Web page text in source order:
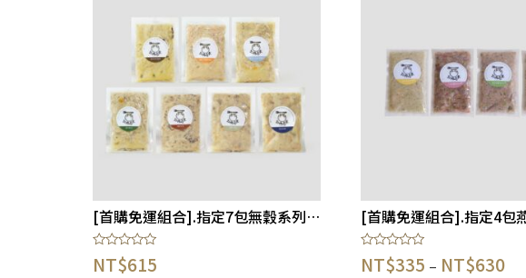
[首購免運組合].指定7包無穀系列組合 – 貓狗適合 (免運優惠碼 : HI!MMMB)
評
分
NT$615
評
分
NT$335 – NT$630